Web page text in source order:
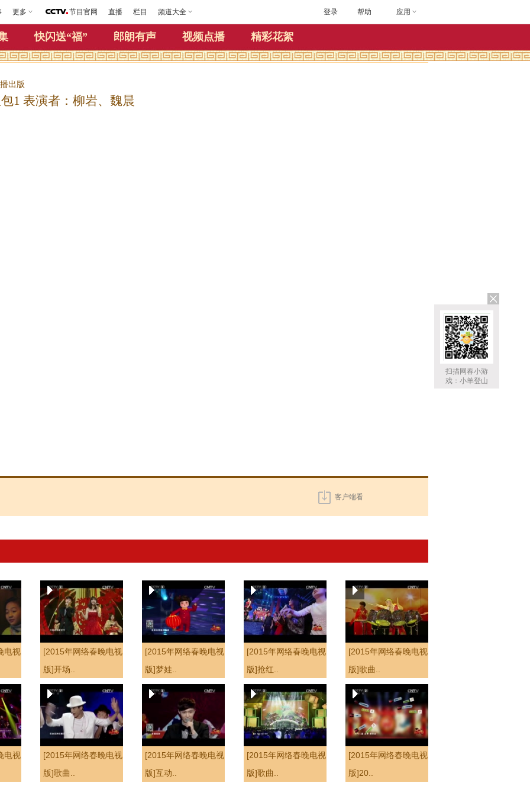
扫描网春小游
戏：小羊登山
更多 节目官网 直播 栏目 频道大全 帮助 应用
登录
快闪送“福” 郎朗有声 视频点播 精彩花絮
出版
1 表演者：柳岩、魏晨
客户端看
电视
[2015年网络春晚电视
版]开场..
[2015年网络春晚电视
版]梦娃..
[2015年网络春晚电视
版]抢红..
[2015年网络春晚电视
版]歌曲..
电视
[2015年网络春晚电视
版]歌曲..
[2015年网络春晚电视
版]互动..
[2015年网络春晚电视
版]歌曲..
[2015年网络春晚电视
版]20..